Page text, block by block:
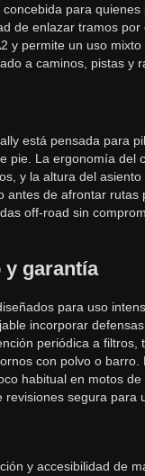
concebida para
de enlazar tramos por
y permite un uso mixto
a caminos, pistas y
está pensada para
pie. La ergonomía del
y la altura del
antes de afrontar rutas
off‑road sin
garantía
para uso
incorporar
periódica a filtros,
con polvo o barro.
habitual en motos de
segura para
y accesibilidad de